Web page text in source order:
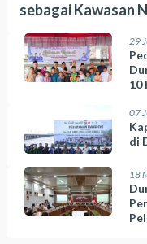
sebagai Kawasan
29
10
07
di
18